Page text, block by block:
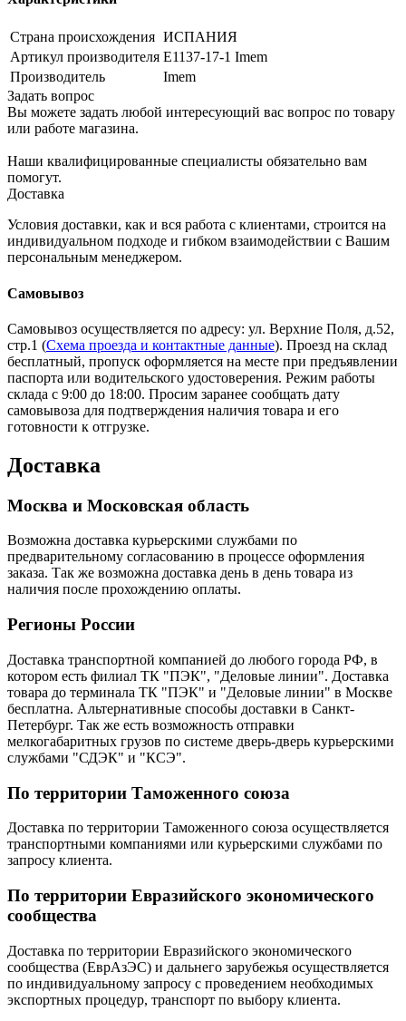
Страна происхождения ИСПАНИЯ
Артикул производителя E1137-17-1 Imem
Производитель
Imem
Задать вопрос
Вы можете задать любой интересующий вас вопрос по товару
или работе магазина.
Наши квалифицированные специалисты обязательно вам
помогут.
Доставка
Условия доставки, как и вся работа с клиентами, строится на
индивидуальном подходе и гибком взаимодействии с Вашим
персональным менеджером.
Самовывоз
Самовывоз осуществляется по адресу: ул. Верхние Поля, д.52,
стр.1 (Схема проезда и контактные данные). Проезд на склад
бесплатный, пропуск оформляется на месте при предъявлении
паспорта или водительского удостоверения. Режим работы
склада с 9:00 до 18:00. Просим заранее сообщать дату
самовывоза для подтверждения наличия товара и его
готовности к отгрузке.
Доставка
Москва и Московская область
Возможна доставка курьерскими службами по
предварительному согласованию в процессе оформления
заказа. Так же возможна доставка день в день товара из
наличия после прохождению оплаты.
Регионы России
Доставка транспортной компанией до любого города РФ, в
котором есть филиал ТК "ПЭК", "Деловые линии". Доставка
товара до терминала ТК "ПЭК" и "Деловые линии" в Москве
бесплатна. Альтернативные способы доставки в Санкт-
Петербург. Так же есть возможность отправки
мелкогабаритных грузов по системе дверь-дверь курьерскими
службами "СДЭК" и "КСЭ".
По территории Таможенного союза
Доставка по территории Таможенного союза осуществляется
транспортными компаниями или курьерскими службами по
запросу клиента.
По территории Евразийского экономического
сообщества
Доставка по территории Евразийского экономического
сообщества (ЕврАзЭС) и дальнего зарубежья осуществляется
по индивидуальному запросу с проведением необходимых
экспортных процедур, транспорт по выбору клиента.